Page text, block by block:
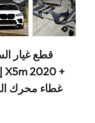
قطع غيار